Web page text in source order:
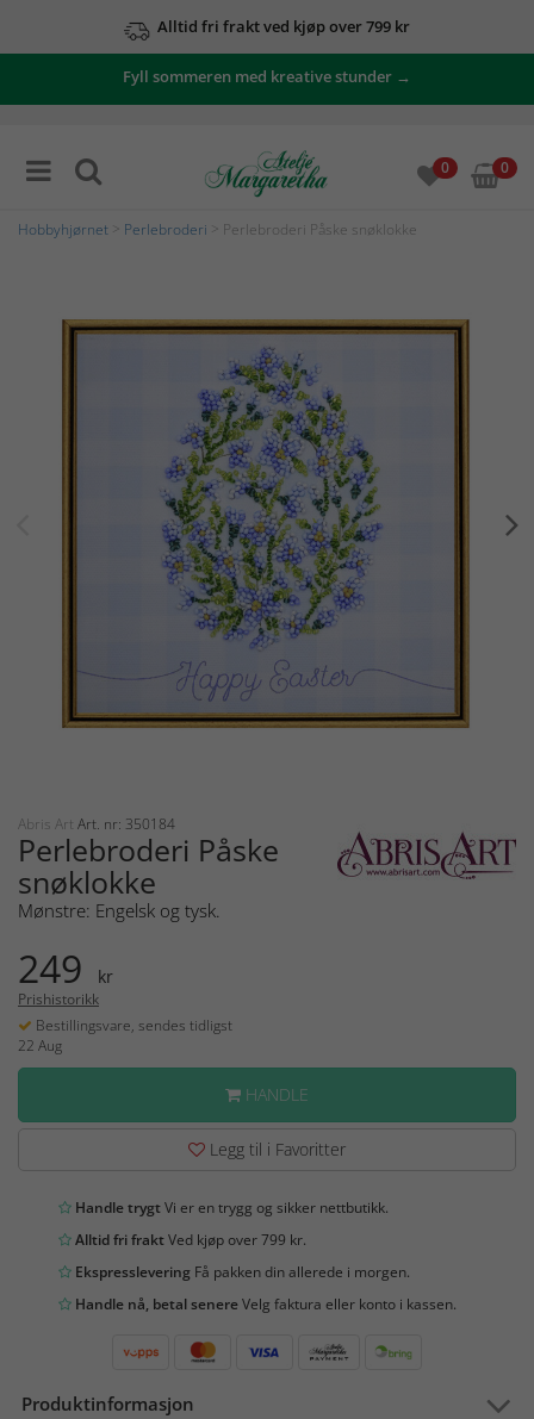
Alltid fri frakt ved kjøp over 799 kr
Fyll sommeren med kreative stunder →
0 0
Hobbyhjørnet Perlebroderi > Perlebroderi Påske snøklokke
Abris Art Art. nr: 350184
Perlebroderi Påske
snøklokke
Mønstre: Engelsk og tysk.
249 kr
Prishistorikk
Bestillingsvare, sendes tidligst
22 Aug
HANDLE
Legg til i Favoritter
Handle trygtVi er en trygg og sikker nettbutikk.
Alltid fri fraktVed kjøp over 799 kr.
Ekspresslevering Få pakken din allerede i morgen.
Handle nå, betal senereVelg faktura eller konto i kassen.
Produktinformasjon